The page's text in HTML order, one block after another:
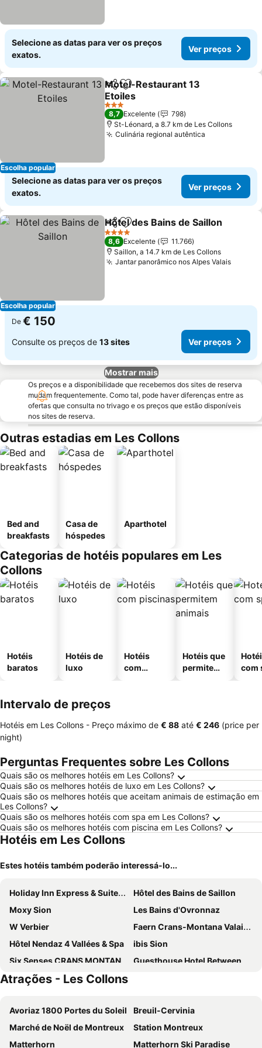
Selecione as datas para ver os preços
exatos.
Ver preços
Escolha popular
PartilharAdicionar aos favoritos
Motel-Restaurant 13
Etoiles
3 Estrelas
8,7 Excelente
798
St-Léonard, a 8.7 km de Les Collons
Culinária regional autêntica
Selecione as datas para ver os preços
exatos.
Ver preços
Escolha popular
PartilharAdicionar aos favoritos
Hôtel des Bains de Saillon
4 Estrelas
8,6 Excelente
11.766
Saillon, a 14.7 km de Les Collons
Jantar panorâmico nos Alpes Valais
De € 150
Consulte os preços de 13 sites Ver preços
Mostrar mais
Os preços e a disponibilidade que recebemos dos sites de reserva
mudam frequentemente. Como tal, pode haver diferenças entre as
ofertas que consulta no trivago e os preços que estão disponíveis
nos sites de reserva.
Outras estadias em Les Collons
Bed and
breakfasts
Casa de
hóspedes
Aparthotel
Categorias de hotéis populares em Les
Collons
Hotéis
baratos
Hotéis de
luxo
Hotéis
com
Hotéis que
permitem
com
Intervalo de preços
Hotéis em Les Collons - Preço máximo de ‎€ 88 até ‎€ 246 (price per
night)
Perguntas Frequentes sobre Les Collons
Quais são os melhores hotéis em Les Collons?
Quais são os melhores hotéis de luxo em Les Collons?
Quais são os melhores hotéis que aceitam animais de estimação em
Les Collons?
Quais são os melhores hotéis com spa em Les Collons?
Quais são os melhores hotéis com piscina em Les Collons?
Hotéis em Les Collons
Estes hotéis também poderão interessá-lo...
Holiday Inn Express & Suites Sion By Ihg
Hôtel des Bains de Saillon
Moxy Sion
Les Bains d'Ovronnaz
W Verbier
Faern Crans-Montana Valaisia
Hôtel Nendaz 4 Vallées & Spa
ibis Sion
Six Senses CRANS MONTANA by IHG
Guesthouse Hotel Between
PAPILL'ON - Boutique Hotel
La Vallée Hôtel &Spa
The Blackbird (Le Merle)
Hotel Royal
Hôtel de Verbier SUP
Hotel-Restaurant Le Mont Paisible, Crans-Montana
Hotel Restaurant Le Giétroz
Atrações - Les Collons
Avoriaz 1800 Portes du Soleil
Breuil-Cervinia
Marché de Noël de Montreux
Station Montreux
Matterhorn
Matterhorn Ski Paradise